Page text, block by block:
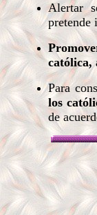
Alertar
pretende
católica,
Para
los
de